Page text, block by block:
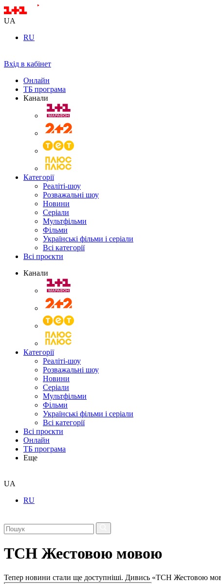
UA
RU
Вхід в кабінет
Онлайн
ТБ програма
Канали
Категорії
Реаліті-шоу
Розважальні шоу
Новини
Серіали
Мультфільми
Фільми
Українські фільми і серіали
Всі категорії
Всі проєкти
Канали
Категорії
Реаліті-шоу
Розважальні шоу
Новини
Серіали
Мультфільми
Фільми
Українські фільми і серіали
Всі категорії
Всі проєкти
Онлайн
ТБ програма
Еще
UA
RU
ТСН Жестовою мовою
Тепер новини стали ще доступніші. Дивись «ТСН Жестовою